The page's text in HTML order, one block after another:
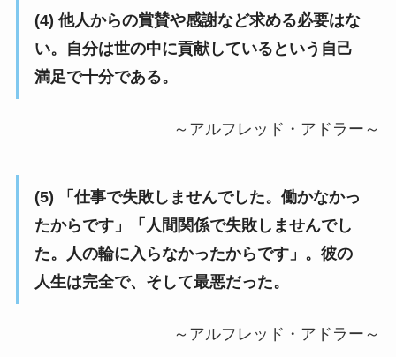
(4) 他人からの賞賛や感謝など求める必要はな
い。自分は世の中に貢献しているという自己
満足で十分である。
～アルフレッド・アドラー～
(5) 「仕事で失敗しませんでした。働かなかっ
たからです」「人間関係で失敗しませんでし
た。人の輪に入らなかったからです」。彼の
人生は完全で、そして最悪だった。
～アルフレッド・アドラー～